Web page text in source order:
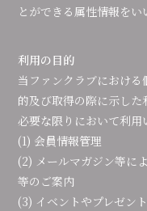
とができる属性情報をい
利用の目的
当ファンクラブにおけ
的及び取得の際に示し
必要な限りにおいて利用
(1) 会員情報管理
(2) メールマガジン等に
等のご案内
(3) イベントやプレゼン